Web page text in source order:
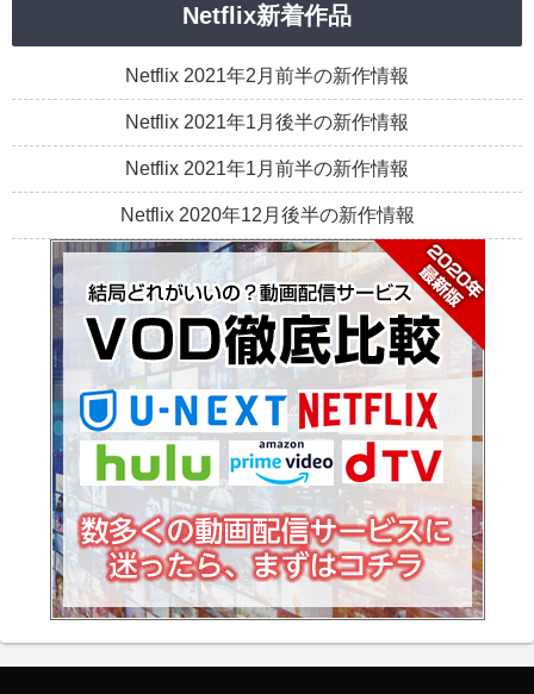
Netflix新着作品
Netflix 2021年2月前半の新作情報
Netflix 2021年1月後半の新作情報
Netflix 2021年1月前半の新作情報
Netflix 2020年12月後半の新作情報